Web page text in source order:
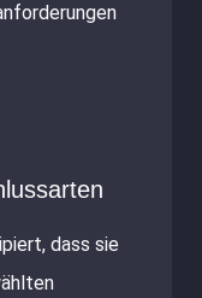
dass sie